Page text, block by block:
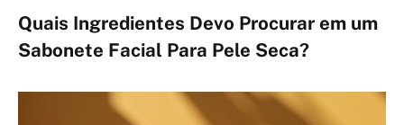
Quais Ingredientes Devo Procurar em um
Sabonete Facial Para Pele Seca?